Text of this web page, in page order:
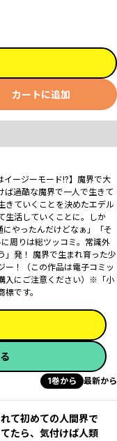
カートに追加
イージーモード!?】魔界で大
ば過酷な魔界で一人で生きて
きていくことを決めたエデル
生活していくことに。しか
にやったんだけどなぁ」「そ
周りは総ツッコミ。常識外
」発！ 魔界で生まれ育った少
ー！（この作品は電子コミッ
入にご注意ください）※「小
です。
1巻から 最新から
て初めての人間界で
たら、気付けば人類